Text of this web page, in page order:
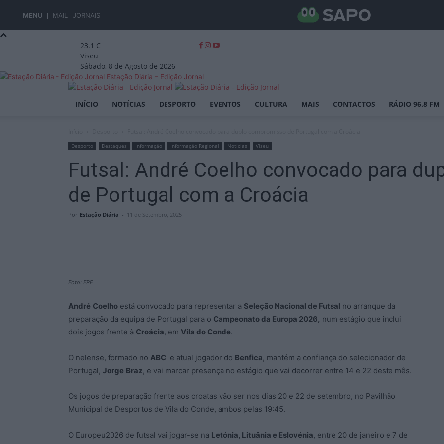
MENU MAIL JORNAIS
23.1 C
Viseu
Sábado, 8 de Agosto de 2026
Estação Diária – Edição Jornal
INÍCIO NOTÍCIAS DESPORTO EVENTOS CULTURA MAIS CONTACTOS RÁDIO 96.8 FM
Desporto Destaques Informação Informação Regional Notícias Viseu
Futsal: André Coelho convocado para
de Portugal com a Croácia
Por Estação Diária - 11 de Setembro, 2025
Foto: FPF
André Coelho está convocado para representar a Seleção Nacional de Futsal no arranque da
preparação da equipa de Portugal para o Campeonato da Europa 2026, num estágio que inclui
dois jogos frente à Croácia, em Vila do Conde.
O nelense, formado no ABC, e atual jogador do Benfica, mantém a confiança do selecionador de
Portugal, Jorge Braz, e vai marcar presença no estágio que vai decorrer entre 14 e 22 deste mês.
Os jogos de preparação frente aos croatas vão ser nos dias 20 e 22 de setembro, no Pavilhão
Municipal de Desportos de Vila do Conde, ambos pelas 19:45.
O Europeu2026 de futsal vai jogar-se na Letónia, Lituânia e Eslovénia, entre 20 de janeiro e 7 de